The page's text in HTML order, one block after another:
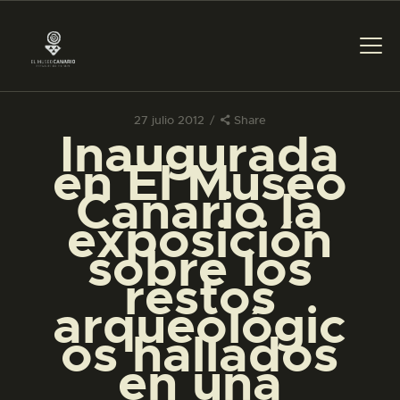
27 julio 2012 Share
Inaugurada
en El Museo
Canario la
exposición
sobre los
restos
arqueológic
os hallados
en una
PREPARAR LA VISITA
ACTIVIDADES
█
EL MUSEO
COLECCIONES